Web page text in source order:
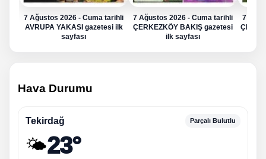
7 Ağustos 2026 - Cuma tarihli
AVRUPA YAKASI gazetesi ilk
sayfası
7 Ağustos 2026 - Cuma tarihli
ÇERKEZKÖY BAKIŞ gazetesi
ilk sayfası
7
Hava Durumu
Tekirdağ Parçalı Bulutlu
🌤️23°